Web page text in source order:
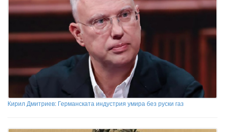
Кирил Дмитриев: Германската индустрия умира без руски газ